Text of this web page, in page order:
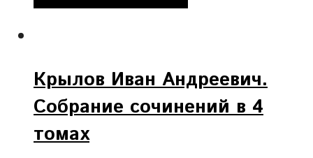
Крылов Иван Андреевич.
Собрание сочинений в 4
томах